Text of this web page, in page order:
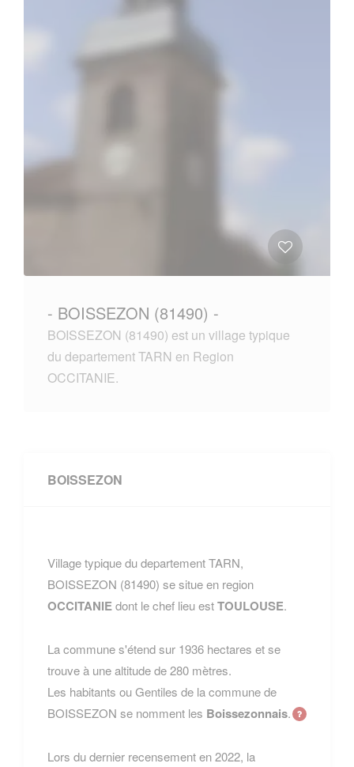
- BOISSEZON (81490) -
BOISSEZON (81490) est un village typique
du departement TARN en Region
OCCITANIE.
BOISSEZON
Village typique du departement TARN,
BOISSEZON (81490) se situe en region
OCCITANIEdont le chef lieu estTOULOUSE.
La commune s'étend sur 1936 hectares et se
trouve à une altitude de 280 mètres.
Les habitants ou Gentiles de la commune de
BOISSEZON se nomment les Boissezonnais.
Lors du dernier recensement en 2022, la